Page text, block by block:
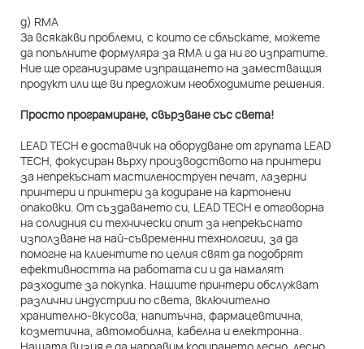
д) RMA
За всякакви проблеми, с които се сблъскате, можете
да попълните формуляра за RMA и да ни го изпратите.
Ние ще организираме изпращането на заместващия
продукт или ще ви предложим необходимите решения.
Просто програмиране, свързване със света!
LEAD TECH е доставчик на оборудване от групата LEAD
TECH, фокусиран върху производството на принтери
за непрекъснат мастиленоструен печат, лазерни
принтери и принтери за кодиране на картонени
опаковки. От създаването си, LEAD TECH е отговорна
на солидния си технически опит за непрекъснато
използване на най-съвременни технологии, за да
помогне на клиентите по целия свят да подобрят
ефективността на работата си и да намалят
разходите за покупка. Нашите принтери обслужват
различни индустрии по света, включително
хранително-вкусова, напитъчна, фармацевтична,
козметична, автомобилна, кабелна и електронна.